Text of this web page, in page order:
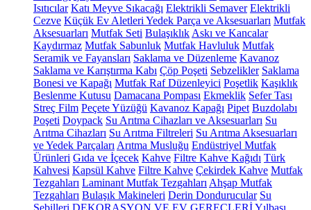
Isıtıcılar Katı Meyve Sıkacağı Elektrikli Semaver Elektrikli
Cezve Küçük Ev Aletleri Yedek Parça ve Aksesuarları Mutfak
Aksesuarları Mutfak Seti Bulaşıklık Askı ve Kancalar
Kaydırmaz Mutfak Sabunluk Mutfak Havluluk Mutfak
Seramik ve Fayansları Saklama ve Düzenleme Kavanoz
Saklama ve Karıştırma Kabı Çöp Poşeti Sebzelikler Saklama
Bonesi ve Kapağı Mutfak Raf Düzenleyici Poşetlik Kaşıklık
Beslenme Kutusu Damacana Pompası Ekmeklik Sefer Tası
Streç Film Peçete Yüzüğü Kavanoz Kapağı Pipet Buzdolabı
Poşeti Doypack Su Arıtma Cihazları ve Aksesuarları Su
Arıtma Cihazları Su Arıtma Filtreleri Su Arıtma Aksesuarları
ve Yedek Parçaları Arıtma Musluğu Endüstriyel Mutfak
Ürünleri Gıda ve İçecek Kahve Filtre Kahve Kağıdı Türk
Kahvesi Kapsül Kahve Filtre Kahve Çekirdek Kahve Mutfak
Tezgahları Laminant Mutfak Tezgahları Ahşap Mutfak
Tezgahları Bulaşık Makineleri Derin Dondurucular Su
Sebilleri DEKORASYON VE EV GEREÇLERİYılbaşı